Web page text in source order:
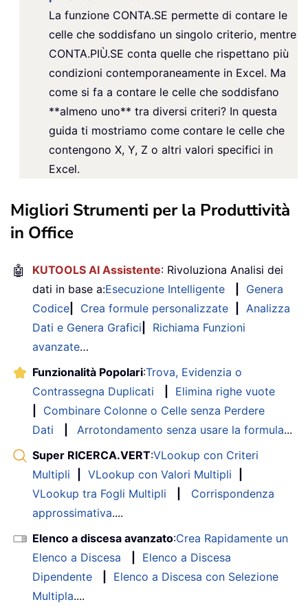
La funzione CONTA.SE permette di contare le
celle che soddisfano un singolo criterio, mentre
CONTA.PIÙ.SE conta quelle che rispettano più
condizioni contemporaneamente in Excel. Ma
come si fa a contare le celle che soddisfano
**almeno uno** tra diversi criteri? In questa
guida ti mostriamo come contare le celle che
contengono X, Y, Z o altri valori specifici in
Excel.
Migliori Strumenti per la Produttività
in Office
🤖 KUTOOLS AI Assistente: Rivoluziona Analisi dei
dati in base a:Esecuzione Intelligente
Genera
Codice
Crea formule personalizzate
Analizza
Dati e Genera Grafici
Richiama Funzioni
avanzate…
Funzionalità Popolari:Trova, Evidenzia o
Contrassegna Duplicati
Elimina righe vuote
Combinare Colonne o Celle senza Perdere
Dati
Arrotondamento senza usare la formula...
Super RICERCA.VERT:VLookup con Criteri
Multipli
VLookup con Valori Multipli
VLookup tra Fogli Multipli
Corrispondenza
approssimativa....
Elenco a discesa avanzato:Crea Rapidamente un
Elenco a Discesa
Elenco a Discesa
Dipendente
Elenco a Discesa con Selezione
Multipla....